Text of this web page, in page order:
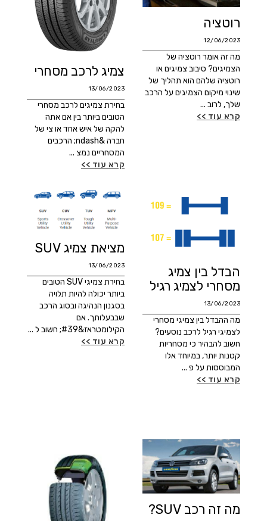
רוטציה
12/06/2023
מה זה אומר רוטציה של
הצמיגים? סיבוב צמיגים או
רוטציה שלהם הוא תהליך של
שינוי מיקום הצמיגים על הרכב
שלך, לרוב ...
קרא עוד >>
צמיג לרכב מסחרי
13/06/2023
בחירת צמיגים לרכב מסחרי
הטובים ביותר בין אם אתה
להקה של איש אחד או צי של
חברה &ndash; הרכבים
המסחריים נמצ ...
קרא עוד >>
הבדל בין צמיג
מסחרי לצמיג רגיל
13/06/2023
מה ההבדל בין צמיגי מסחרי
לצמיגי רגיל לרכב נוסעים?
חשוב להבהיר כי מסחריות
קטנות יותר, במיוחד אלו
המבוססות על פ ...
קרא עוד >>
מציאת צמיג SUV
13/06/2023
בחירת צמיגי SUV הטובים
ביותר יכולה להיות תלויה
בסגנון הנהיגה ובסוג הרכב
שבבעלותך. אם
הקילומטראז&#39; חשוב ל ...
קרא עוד >>
מה זה רכב SUV?